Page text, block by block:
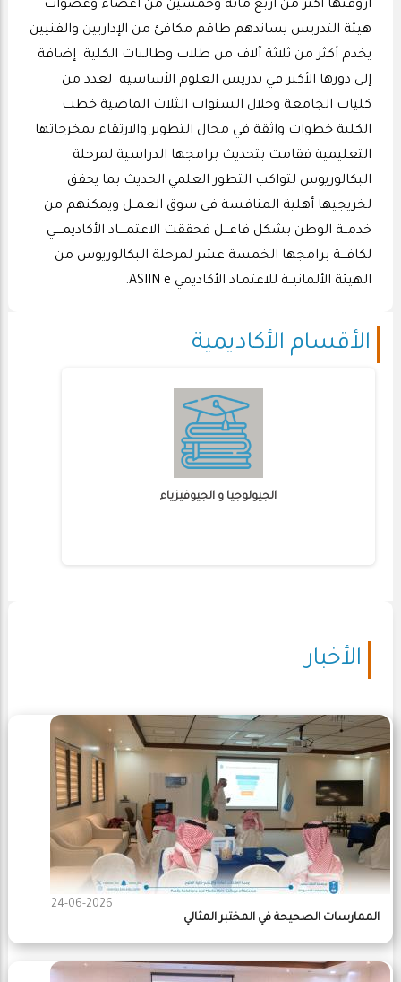
أروقتها أكثر من أربع مائة وخمسين من أعضاء وعضوات
هيئة التدريس يساندهم طاقم مكافئ من الإداريين والفنيين
يخدم أكثر من ثلاثة آلاف من طلاب وطالبات الكلية إضافة
إلى دورها الأكبر في تدريس العلوم الأساسية لعدد من
كليات الجامعة وخلال السنوات الثلاث الماضية خطت
الكلية خطوات واثقة في مجال التطوير والارتقاء بمخرجاتها
التعليمية فقامت بتحديث برامجها الدراسية لمرحلة
البكالوريوس لتواكب التطور العلمي الحديث بما يحقق
لخريجيها أهلية المنافسة في سوق العمــل ويمكنهم من
خدمــة الوطن بشكل فاعـــل فحققت الاعتمــــاد الأكاديمــــي
لكافـــة برامجها الخمسة عشر لمرحلة البكالوريوس من
الهيئة الألمانيــة للاعتمـاد الأكاديمي ASIIN e.
الأقسام الأكاديمية
الجيولوجيا و الجيوفيزياء
الأخبار
24-06-2026
الممارسات الصحيحة في المختبر المثالي